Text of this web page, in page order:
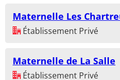
Maternelle Les
Établissement Privé
Maternelle de La Salle
Établissement Privé